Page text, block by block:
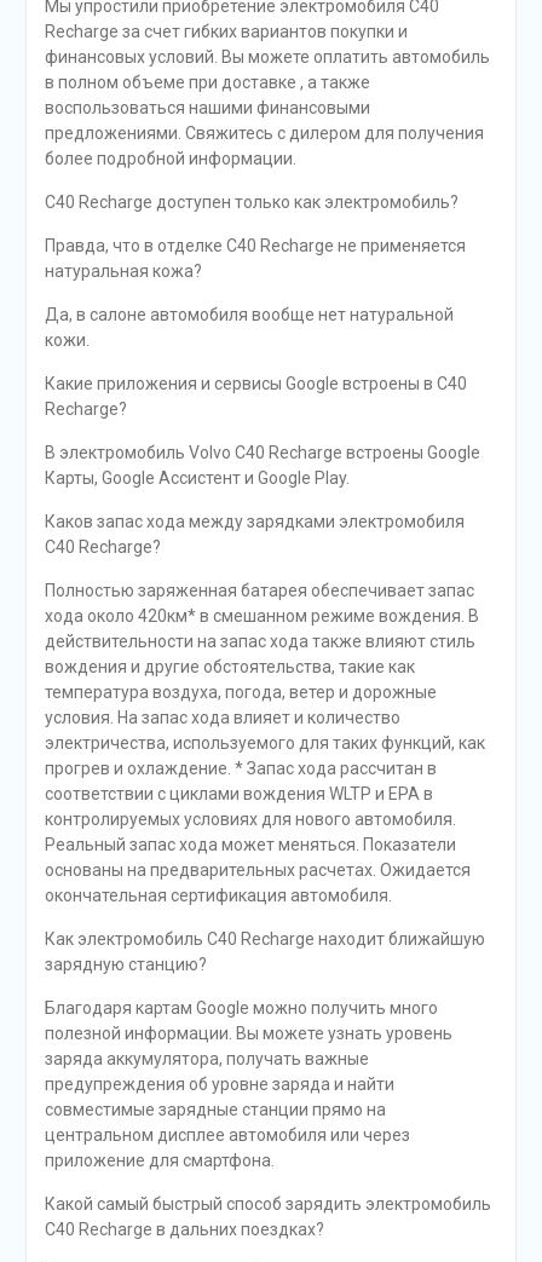
Мы упростили приобретение электромобиля C40
Recharge за счет гибких вариантов покупки и
финансовых условий. Вы можете оплатить автомобиль
в полном объеме при доставке , а также
воспользоваться нашими финансовыми
предложениями. Свяжитесь с дилером для получения
более подробной информации.
C40 Recharge доступен только как электромобиль?
Правда, что в отделке C40 Recharge не применяется
натуральная кожа?
Да, в салоне автомобиля вообще нет натуральной
кожи.
Какие приложения и сервисы Google встроены в C40
Recharge?
В электромобиль Volvo C40 Recharge встроены Google
Карты, Google Ассистент и Google Play.
Каков запас хода между зарядками электромобиля
C40 Recharge?
Полностью заряженная батарея обеспечивает запас
хода около 420км* в смешанном режиме вождения. В
действительности на запас хода также влияют стиль
вождения и другие обстоятельства, такие как
температура воздуха, погода, ветер и дорожные
условия. На запас хода влияет и количество
электричества, используемого для таких функций, как
прогрев и охлаждение. * Запас хода рассчитан в
соответствии с циклами вождения WLTP и EPA в
контролируемых условиях для нового автомобиля.
Реальный запас хода может меняться. Показатели
основаны на предварительных расчетах. Ожидается
окончательная сертификация автомобиля.
Как электромобиль C40 Recharge находит ближайшую
зарядную станцию?
Благодаря картам Google можно получить много
полезной информации. Вы можете узнать уровень
заряда аккумулятора, получать важные
предупреждения об уровне заряда и найти
совместимые зарядные станции прямо на
центральном дисплее автомобиля или через
приложение для смартфона.
Какой самый быстрый способ зарядить электромобиль
C40 Recharge в дальних поездках?